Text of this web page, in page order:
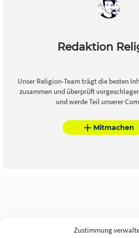
Zustimmung
Redaktion
Unser Religion-Team trägt die besten
zusammen und überprüft
und werde Teil unserer
Mitmachen